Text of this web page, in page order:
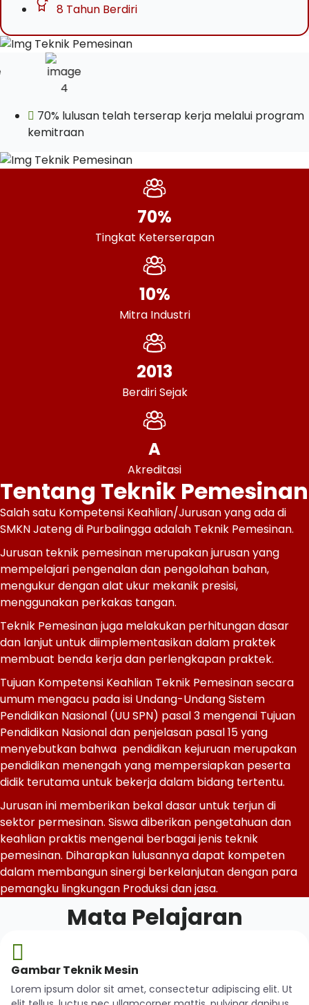
8 Tahun Berdiri
70% lulusan telah terserap kerja melalui program
kemitraan
70%
Tingkat Keterserapan
10%
Mitra Industri
2013
Berdiri Sejak
A
Akreditasi
Tentang Teknik Pemesinan
Salah satu Kompetensi Keahlian/Jurusan yang ada di
SMKN Jateng di Purbalingga adalah Teknik Pemesinan.
Jurusan teknik pemesinan merupakan jurusan yang
mempelajari pengenalan dan pengolahan bahan,
mengukur dengan alat ukur mekanik presisi,
menggunakan perkakas tangan.
Teknik Pemesinan juga melakukan perhitungan dasar
dan lanjut untuk diimplementasikan dalam praktek
membuat benda kerja dan perlengkapan praktek.
Tujuan Kompetensi Keahlian Teknik Pemesinan secara
umum mengacu pada isi Undang-Undang Sistem
Pendidikan Nasional (UU SPN) pasal 3 mengenai Tujuan
Pendidikan Nasional dan penjelasan pasal 15 yang
menyebutkan bahwa pendidikan kejuruan merupakan
pendidikan menengah yang mempersiapkan peserta
didik terutama untuk bekerja dalam bidang tertentu.
Jurusan ini memberikan bekal dasar untuk terjun di
sektor permesinan. Siswa diberikan pengetahuan dan
keahlian praktis mengenai berbagai jenis teknik
pemesinan. Diharapkan lulusannya dapat kompeten
dalam membangun sinergi berkelanjutan dengan para
pemangku lingkungan Produksi dan jasa.
Mata Pelajaran
Gambar Teknik Mesin
Lorem ipsum dolor sit amet, consectetur adipiscing elit. Ut